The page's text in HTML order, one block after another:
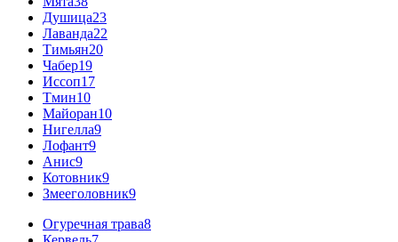
Душица23
Лаванда22
Тимьян20
Чабер19
Иссоп17
Тмин10
Майоран10
Нигелла9
Лофант9
Анис9
Котовник9
Змееголовник9
Огуречная трава8